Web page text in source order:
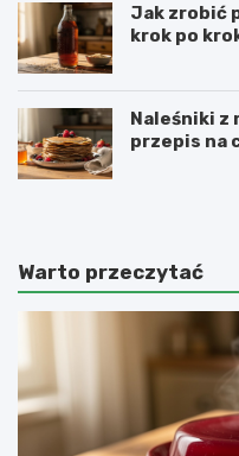
Jak zrobić
krok po
Naleśniki z
przepis na
Warto przeczytać